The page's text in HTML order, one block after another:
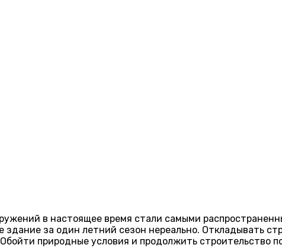
в настоящее время стали самыми
за один летний сезон нереально. Откладывать
природные условия и продолжить строительство